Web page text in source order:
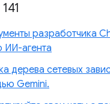
разработчика
ИИ-агента
дерева сетевых
Gemini.